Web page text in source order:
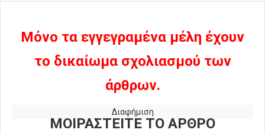
Μόνο τα εγγεγραμένα μέλη έχουν
το δικαίωμα σχολιασμού των
άρθρων.
Διαφήμιση
ΜΟΙΡΑΣΤΕΙΤΕ ΤΟ ΑΡΘΡΟ